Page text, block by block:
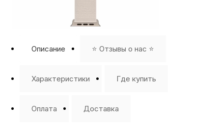
Описание ⭐️ Отзывы о нас ⭐️
Характеристики Где купить
Оплата Доставка